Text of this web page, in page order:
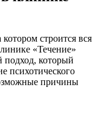
строится вся
«Течение»
подход, который
психотического
причины